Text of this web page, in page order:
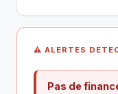
⚠ ALERTES
Pas de